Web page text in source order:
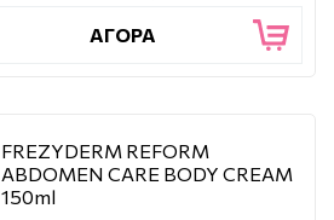
ΑΓΟΡΑ
FREZYDERM REFORM
ABDOMEN CARE BODY CREAM
150ml